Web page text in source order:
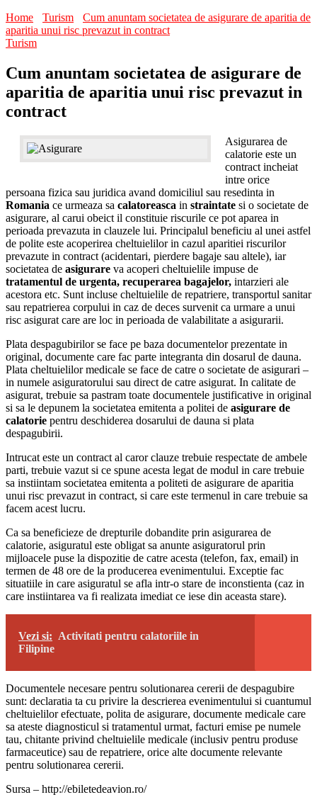
Home
Turism
Cum anuntam societatea de asigurare de aparitia de
aparitia unui risc prevazut in contract
Turism
Cum anuntam societatea de asigurare de
aparitia de aparitia unui risc prevazut in
contract
Asigurarea de
calatorie este un
contract incheiat
intre orice
persoana fizica sau juridica avand domiciliul sau resedinta in
Romania ce urmeaza sa calatoreasca in straintate si o societate de
asigurare, al carui obeict il constituie riscurile ce pot aparea in
perioada prevazuta in clauzele lui. Principalul beneficiu al unei astfel
de polite este acoperirea cheltuielilor in cazul aparitiei riscurilor
prevazute in contract (acidentari, pierdere bagaje sau altele), iar
societatea de asigurare va acoperi cheltuielile impuse de
tratamentul de urgenta, recuperarea bagajelor, intarzieri ale
acestora etc. Sunt incluse cheltuielile de repatriere, transportul sanitar
sau repatrierea corpului in caz de deces survenit ca urmare a unui
risc asigurat care are loc in perioada de valabilitate a asigurarii.
Plata despagubirilor se face pe baza documentelor prezentate in
original, documente care fac parte integranta din dosarul de dauna.
Plata cheltuielilor medicale se face de catre o societate de asigurari –
in numele asiguratorului sau direct de catre asigurat. In calitate de
asigurat, trebuie sa pastram toate documentele justificative in original
si sa le depunem la societatea emitenta a politei de asigurare de
calatorie pentru deschiderea dosarului de dauna si plata
despagubirii.
Intrucat este un contract al caror clauze trebuie respectate de ambele
parti, trebuie vazut si ce spune acesta legat de modul in care trebuie
sa instiintam societatea emitenta a politeti de asigurare de aparitia
unui risc prevazut in contract, si care este termenul in care trebuie sa
facem acest lucru.
Ca sa beneficieze de drepturile dobandite prin asigurarea de
calatorie, asiguratul este obligat sa anunte asiguratorul prin
mijloacele puse la dispozitie de catre acesta (telefon, fax, email) in
termen de 48 ore de la producerea evenimentului. Exceptie fac
situatiile in care asiguratul se afla intr-o stare de inconstienta (caz in
care instiintarea va fi realizata imediat ce iese din aceasta stare).
Vezi si: Activitati pentru calatoriile in
Filipine
Documentele necesare pentru solutionarea cererii de despagubire
sunt: declaratia ta cu privire la descrierea evenimentului si cuantumul
cheltuielilor efectuate, polita de asigurare, documente medicale care
sa ateste diagnosticul si tratamentul urmat, facturi emise pe numele
tau, chitante privind cheltuielile medicale (inclusiv pentru produse
farmaceutice) sau de repatriere, orice alte documente relevante
pentru solutionarea cererii.
Sursa – http://ebiletedeavion.ro/